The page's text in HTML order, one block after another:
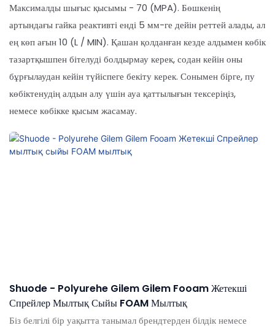
Максималды шығыс қысымы - 70 (MPA). Бөшкенің
артындағы гайка реактивті енді 5 мм-ге дейін реттей алады, ал
ең көп ағын 10 (L / MIN). Қашан қолданған кезде алдымен көбік
тазартқышпен бітелуді болдырмау керек, содан кейін оны
бұрғылаудан кейін түйіспеге бекіту керек. Сонымен бірге, пу
көбіктенудің алдын алу үшін ауа қаттылығын тексеріңіз,
немесе көбікке қысым жасамау.
Shuode - Polyurehe Gilem Gilem Fooam Жетекші
Спрейлер Мылтық Сыйы FOAM Мылтық
Біз белгілі бір уақытта танымал брендтерден білдік немесе